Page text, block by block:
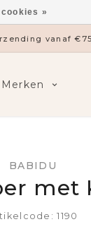
vanaf
Merken
BABIDU
met
1190
»